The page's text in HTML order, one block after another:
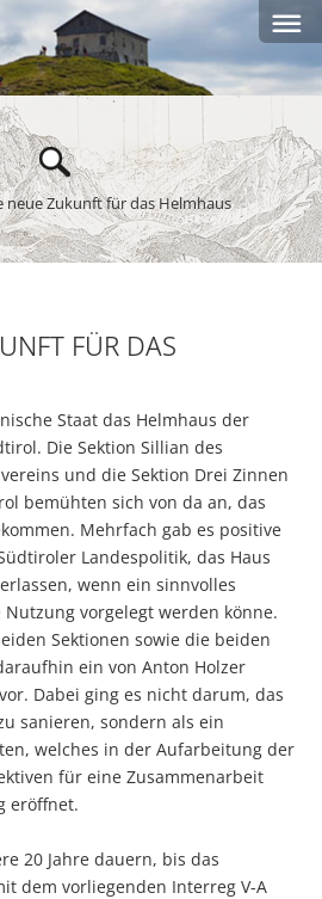
neue Zukunft für das Helmhaus
FÜR DAS
Staat das Helmhaus der
Die Sektion Sillian des
und die Sektion Drei Zinnen
bemühten sich von da an, das
Mehrfach gab es positive
Landespolitik, das Haus
wenn ein sinnvolles
vorgelegt werden könne.
Sektionen sowie die beiden
ein von Anton Holzer
Dabei ging es nicht darum, das
sanieren, sondern als ein
welches in der Aufarbeitung der
für eine Zusammenarbeit
eröffnet.
20 Jahre dauern, bis das
dem vorliegenden Interreg V-A